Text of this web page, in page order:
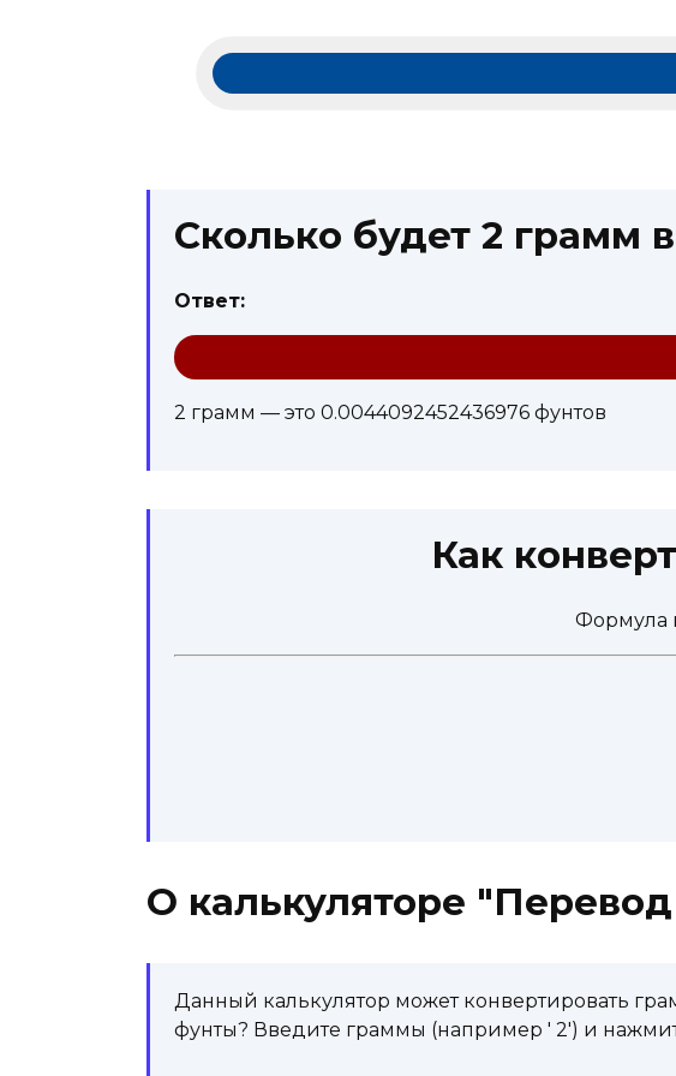
Сколько будет 2 грамм
Ответ:
2 грамм — это 0.0044092452436976 фунтов
Как
Формула
О калькуляторе
Данный калькулятор может конвертировать
фунты? Введите граммы (например ' 2') и